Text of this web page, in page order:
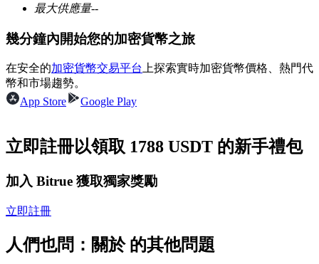
多種以USDC結算的永續合約
最大供應量--
幾分鐘內開始您的加密貨幣之旅
在安全的加密貨幣交易平台 上探索實時加密貨幣價格、熱門代
幣和市場趨勢。
App Store
Google Play
立即註冊以領取 1788 USDT 的新手禮包
加入 Bitrue 獲取獨家獎勵
立即註冊
人們也問：關於 的其他問題